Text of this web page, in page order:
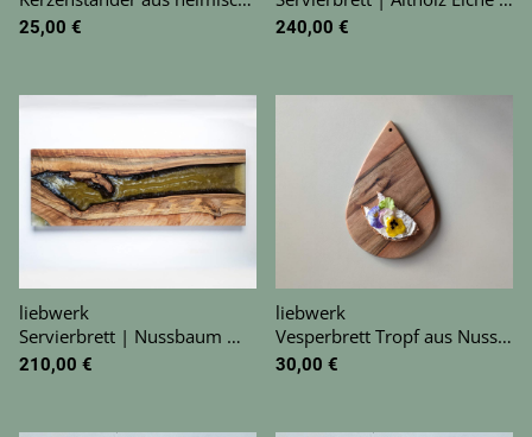
25,00 € 240,00 €
liebwerk
Servierbrett | Nussbaum mit Epoxidharz
210,00 €
liebwerk
Vesperbrett Tropf aus Nussbaum
30,00 €